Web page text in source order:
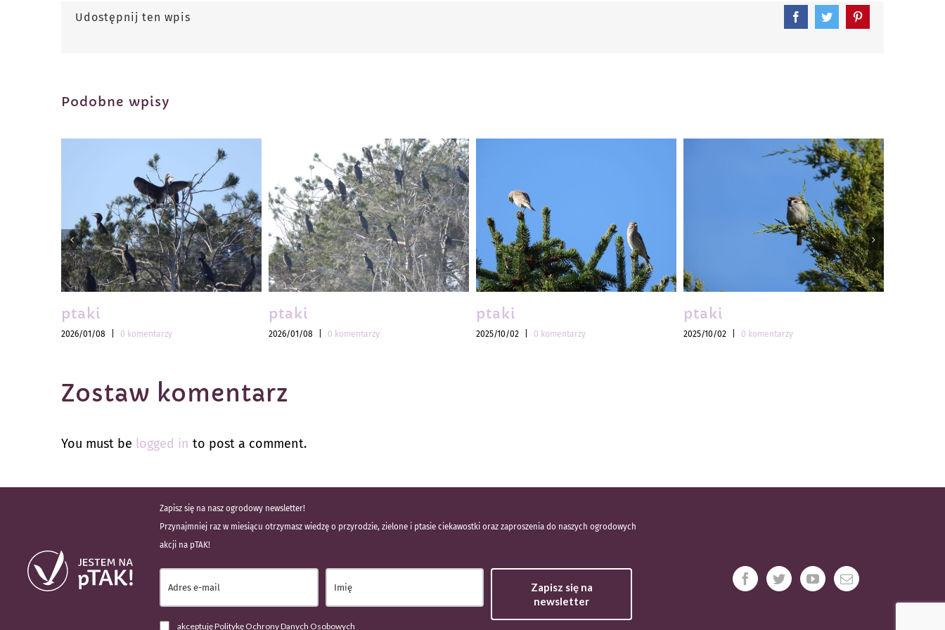
Udostępnij ten wpis FacebookTwitterPinterest
Podobne wpisy
ptaki
2026/01/08 0 komentarzy
ptaki
2026/01/08 0 komentarzy
ptaki
2025/10/02 0 komentarzy
ptaki
2025/10/02 0 komentarzy
Zostaw komentarz
You must be logged in to post a comment.
Zapisz się na nasz ogrodowy newsletter!
Przynajmniej raz w miesiącu otrzymasz wiedzę o przyrodzie, zielone i ptasie ciekawostki oraz zaproszenia do naszych ogrodowych
akcji na pTAK!
Zapisz się na
newsletter
akceptuję Politykę Ochrony Danych Osobowych